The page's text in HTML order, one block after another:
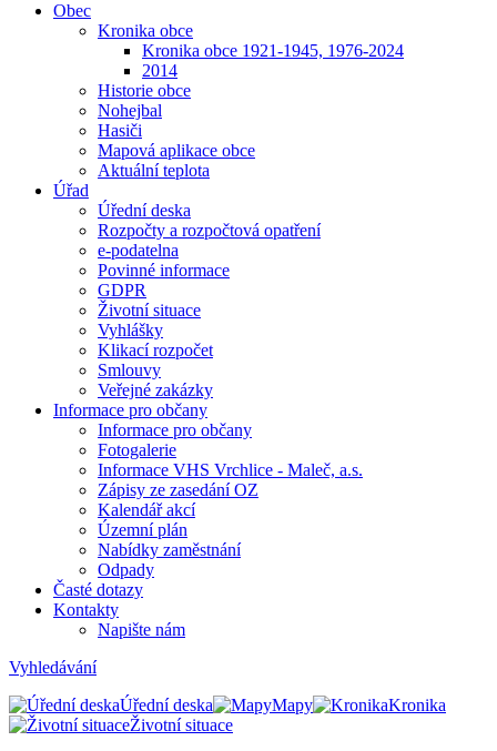
Obec
Kronika obce
Kronika obce 1921-1945, 1976-2024
2014
Historie obce
Nohejbal
Hasiči
Mapová aplikace obce
Aktuální teplota
Úřad
Úřední deska
Rozpočty a rozpočtová opatření
e-podatelna
Povinné informace
GDPR
Životní situace
Vyhlášky
Klikací rozpočet
Smlouvy
Veřejné zakázky
Informace pro občany
Informace pro občany
Fotogalerie
Informace VHS Vrchlice - Maleč, a.s.
Zápisy ze zasedání OZ
Kalendář akcí
Územní plán
Nabídky zaměstnání
Odpady
Časté dotazy
Kontakty
Napište nám
Vyhledávání
Úřední deska
Mapy
Kronika
Životní situace